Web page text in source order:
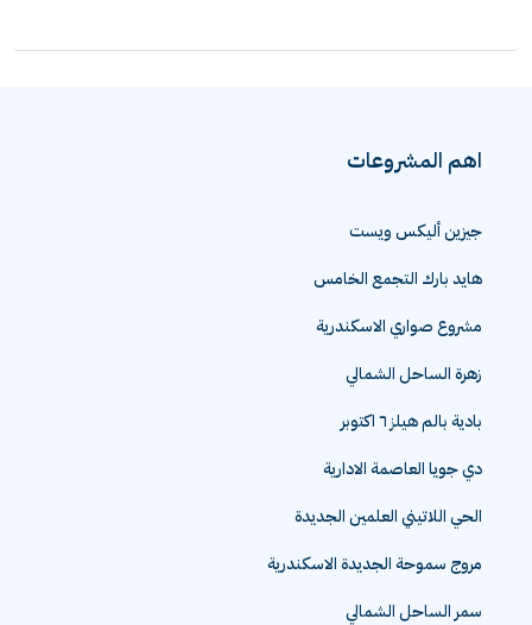
اهم المشروعات
جيزين أليكس ويست
هايد بارك التجمع الخامس
مشروع صواري الاسكندرية
زهرة الساحل الشمالي
بادية بالم هيلز ٦ اكتوبر
دي جويا العاصمة الادارية
الحي اللاتيني العلمين الجديدة
مروج سموحة الجديدة الاسكندرية
سمر الساحل الشمالي